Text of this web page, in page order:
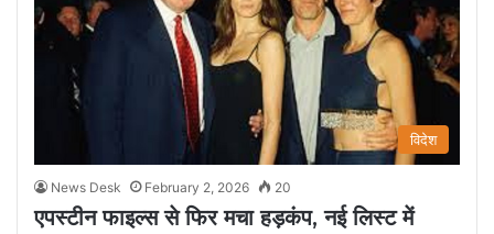
विदेश
News Desk February 2, 2026 20
एपस्टीन फाइल्स से फिर मचा हड़कंप, नई लिस्ट में